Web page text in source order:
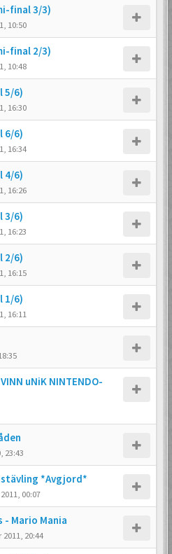
final 3/3)
10:50
final 2/3)
10:48
5/6)
16:30
6/6)
16:34
4/6)
16:26
3/6)
16:23
2/6)
16:15
1/6)
16:11
uNiK NINTENDO-
23:43
*Avgjord*
00:07
- Mario Mania
2011, 20:44